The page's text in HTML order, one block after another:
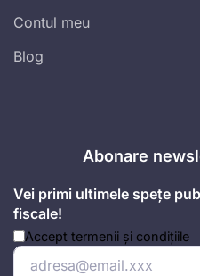
Contul meu
Blog
Abonare
Vei primi ultimele spețe
fiscale!
Accept termenii și condițiile